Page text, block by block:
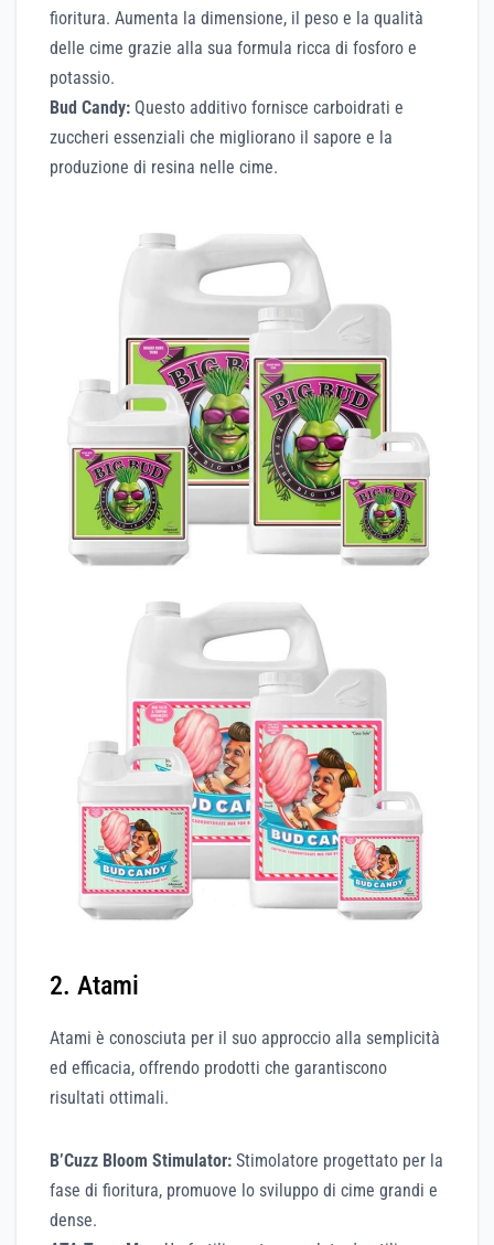
fioritura. Aumenta la dimensione, il peso e la qualità
delle cime grazie alla sua formula ricca di fosforo e
potassio.
Bud Candy: Questo additivo fornisce carboidrati e
zuccheri essenziali che migliorano il sapore e la
produzione di resina nelle cime.
2. Atami
Atami è conosciuta per il suo approccio alla semplicità
ed efficacia, offrendo prodotti che garantiscono
risultati ottimali.
B’Cuzz Bloom Stimulator: Stimolatore progettato per la
fase di fioritura, promuove lo sviluppo di cime grandi e
dense.